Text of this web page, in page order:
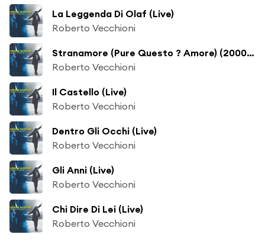
La Leggenda Di Olaf (Live)
Roberto Vecchioni
Stranamore (Pure Questo ? Amore) (2000 Version) (Live)
Roberto Vecchioni
Il Castello (Live)
Roberto Vecchioni
Dentro Gli Occhi (Live)
Roberto Vecchioni
Gli Anni (Live)
Roberto Vecchioni
Chi Dire Di Lei (Live)
Roberto Vecchioni